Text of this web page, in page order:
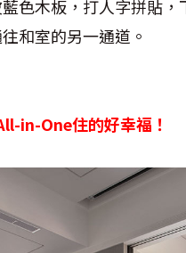
色木板，打人字拼貼
和室的另一通道。
in-One住的好幸福！